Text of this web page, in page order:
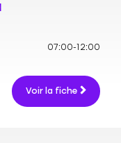
07:00-12:00
Voir la fiche